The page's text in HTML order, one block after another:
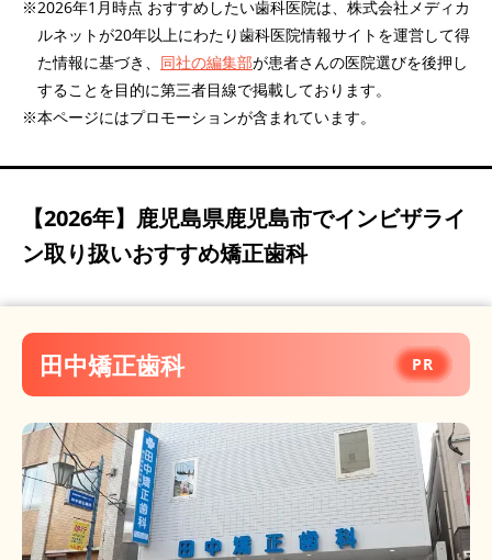
田中矯正歯科 PR
鹿児島中央駅前矯正歯科
※2026年1月時点 おすすめしたい歯科医院は、株式会社メディカ
ルネットが20年以上にわたり歯科医院情報サイトを運営して得
た情報に基づき、 同社の編集部が患者さんの医院選びを後押し
することを目的に第三者目線で掲載しております。
※本ページにはプロモーションが含まれています。
【2026年】 鹿児島県鹿児島市でインビザライ
ン取り扱いおすすめ矯正歯科
田中矯正歯科